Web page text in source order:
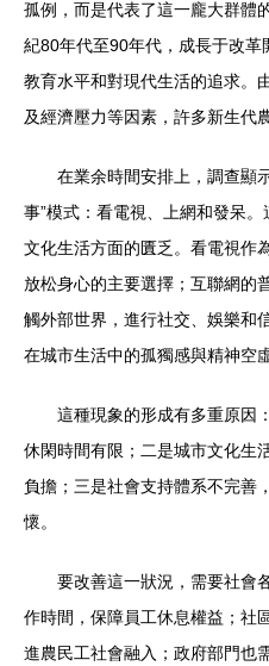
孤例，而是代表了這一龐大群體
紀80年代至90年代，成長于改
教育水平和對現代生活的追求。
及經濟壓力等因素，許多新生代
在業余時間安排上，調查顯
事”模式：看電視、上網和發呆
文化生活方面的匱乏。看電視作
放松身心的主要選擇；互聯網的
觸外部世界，進行社交、娛樂和
在城市生活中的孤獨感與精神空虛
這種現象的形成有多重原因
休閑時間有限；二是城市文化生
負擔；三是社會支持體系不完善
懷。
要改善這一狀況，需要社會
作時間，保障員工休息權益；社
進農民工社會融入；政府部門也